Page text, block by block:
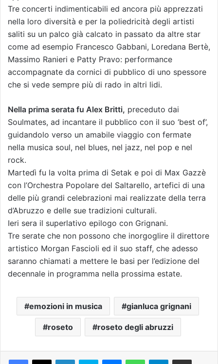
Tre concerti indimenticabili ed ancora più apprezzati
nella loro diversità e per la poliedricità degli artisti
saliti su un palco già calcato in passato da altre star
come ad esempio Francesco Gabbani, Loredana Bertè,
Massimo Ranieri e Patty Pravo: performance
accompagnate da cornici di pubblico di uno spessore
che si vede sempre più di rado in altri lidi.
Nella prima serata fu Alex Britti, preceduto dai
Soulmates, ad incantare il pubblico con il suo ‘best of’,
guidandolo verso un amabile viaggio con fermate
nella musica soul, nel blues, nel jazz, nel pop e nel
rock.
Martedì fu la volta prima di Setak e poi di Max Gazzè
con l’Orchestra Popolare del Saltarello, artefici di una
delle più grandi celebrazioni mai realizzate della terra
d’Abruzzo e delle sue tradizioni culturali.
Ieri sera il superlativo epilogo con Grignani.
Tre serate che non possono che inorgoglire il direttore
artistico Morgan Fascioli ed il suo staff, che adesso
saranno chiamati a mettere le basi per l’edizione del
decennale in programma nella prossima estate.
emozioni in musica gianluca grignani
roseto roseto degli abruzzi
Telegram